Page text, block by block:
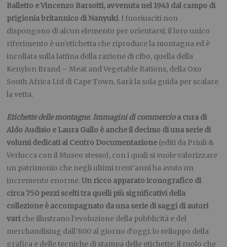
Balletto e Vincenzo Barsotti, avvenuta nel 1943 dal campo di
prigionia britannico di Nanyuki. I fuoriusciti non
dispongono di alcun elemento per orientarsi; il loro unico
riferimento è un’etichetta che riproduce la montagna ed è
incollata sulla lattina della razione di cibo, quella della
Kenylon Brand – Meat and Vegetable Rations, della Oxo
South Africa Ltd di Cape Town. Sarà la sola guida per scalare
la vetta.
Etichette delle montagne. Immagini di commercioa cura di
Aldo Audisio e Laura Gallo è anche il decimo di una serie di
volumi dedicati al Centro Documentazione (editi da Priuli &
Verlucca con il Museo stesso), con i quali si vuole valorizzare
un patrimonio che negli ultimi trent’anni ha avuto un
incremento enorme.Un ricco apparato iconografico di
circa 750 pezzi scelti tra quelli più significativi della
collezione è accompagnato da una serie di saggi di autori
variche illustrano l’evoluzione della pubblicità e del
merchandising dall’800 al giorno d’oggi; lo sviluppo della
grafica e delle tecniche di stampa delle etichette; il ruolo che